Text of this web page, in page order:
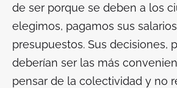
de ser porque se deben a los
elegimos, pagamos sus
presupuestos. Sus decisiones,
deberían ser las más
pensar de la colectividad y no